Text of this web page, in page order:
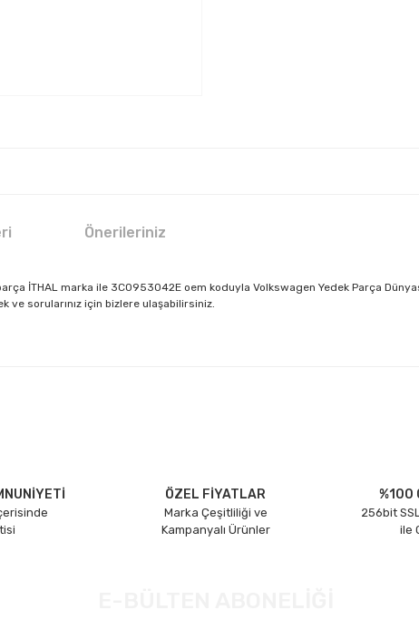
Önerileriniz
İTHAL marka ile 3C0953042E oem koduyla Volkswagen Yedek Parça
ve sorularınız için bizlere ulaşabilirsiniz.
ÖZEL FİYATLAR
Marka Çeşitliliği ve
Kampanyalı Ürünler
%100
256bit
ile